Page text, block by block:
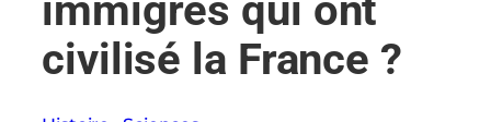
e
rimmigrés qui ont
civilisé la France ?